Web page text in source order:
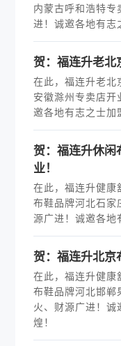
内蒙古呼和浩特
进！诚邀各地有志
贺：福连升老北
在此，福连升老北
安徽滁州专卖店
邀各地有志之士加
贺：福连升休
业！
在此，福连升健康
布鞋品牌河北石家
源广进！诚邀各地
贺：福连升北京
在此，福连升健康
布鞋品牌河北邯郸
火、财源广进！
煌！